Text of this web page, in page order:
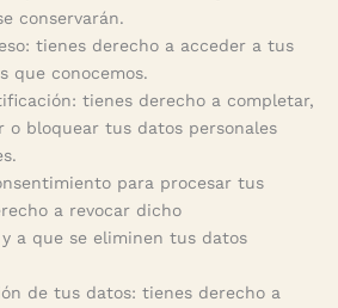
conservarán.
tienes derecho a acceder a tus
que conocemos.
tienes derecho a completar,
o bloquear tus datos personales
para procesar tus
a revocar dicho
a que se eliminen tus datos
de tus datos: tienes derecho a